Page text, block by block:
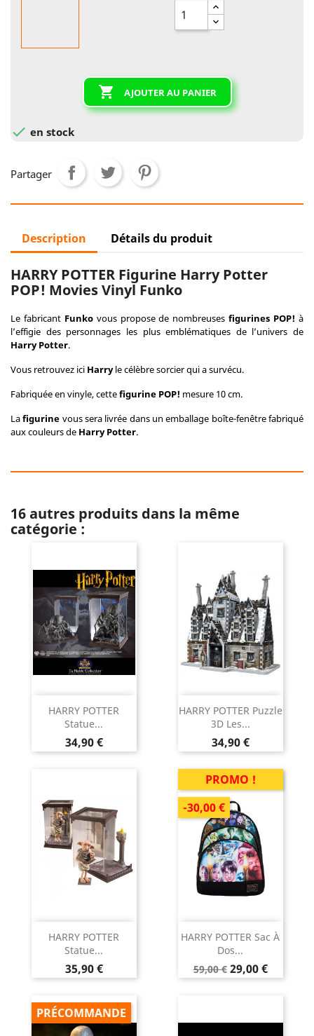
 AJOUTER AU PANIER
 en stock
Partager
Description Détails du produit
HARRY POTTER Figurine Harry Potter
POP! Movies Vinyl Funko
Le fabricant Funkovous propose de nombreusesfigurines POP! à
l’effigie des personnages les plus emblématiques de l’univers de
Harry Potter.
Vous retrouvez ici Harryle célèbre sorcier qui a survécu.
Fabriquée en vinyle, cettefigurine POP! mesure 10 cm.
Lafigurine vous sera livrée dans un emballage boîte-fenêtre fabriqué
aux couleurs de Harry Potter.
16 autres produits dans la même
catégorie :
HARRY POTTER
Statue...
Prix
34,90 €
HARRY POTTER Puzzle
3D Les...
Prix
34,90 €
HARRY POTTER
Statue...
Prix
35,90 €
HARRY POTTER Sac À
Dos...
Prix
de
59,00 € Prix
29,00 €
PROMO !
-30,00 €
PRÉCOMMANDE